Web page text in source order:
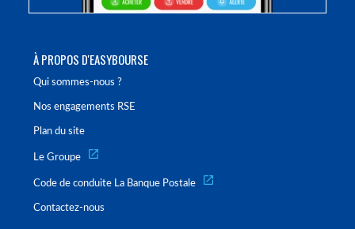
À PROPOS D'EASYBOURSE
Qui sommes-nous ?
Nos engagements RSE
Plan du site
Le Groupe
Code de conduite La Banque Postale
Contactez-nous